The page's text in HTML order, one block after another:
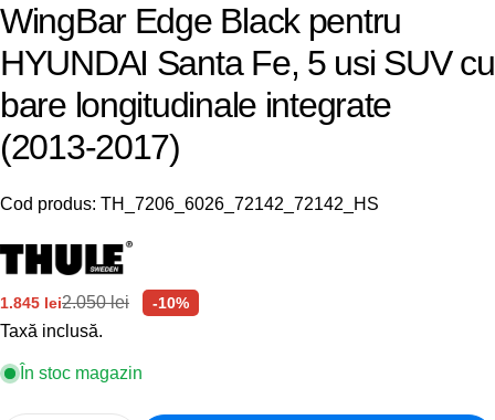
WingBar Edge Black pentru
HYUNDAI Santa Fe, 5 usi SUV cu
bare longitudinale integrate
(2013-2017)
Cod produs: TH_7206_6026_72142_72142_HS
Preț
de
1.845 lei
Preț
obișnuit
2.050 lei -10%
Taxă inclusă.
În stoc magazin